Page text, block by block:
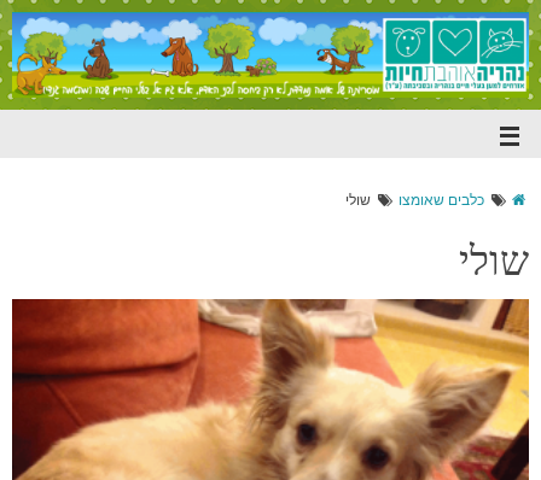
כלבים שאומצו שולי
שולי